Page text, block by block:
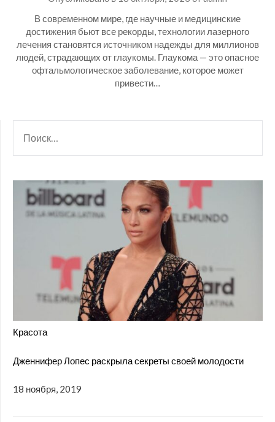
В современном мире, где научные и медицинские
достижения бьют все рекорды, технологии лазерного
лечения становятся источником надежды для миллионов
людей, страдающих от глаукомы. Глаукома — это опасное
офтальмологическое заболевание, которое может
привести…
Красота
Дженнифер Лопес раскрыла секреты своей молодости
18 ноября, 2019